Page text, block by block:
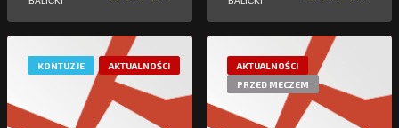
KONTUZJE AKTUALNOŚCI
AKTUALNOŚCI
PRZED MECZEM